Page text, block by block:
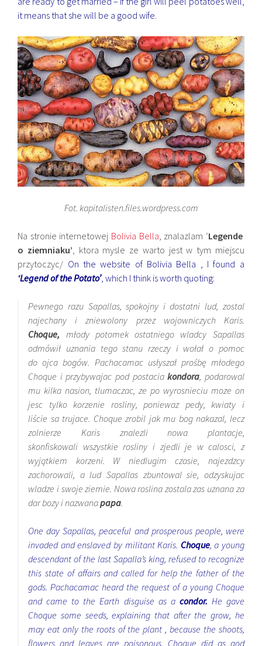
it means that she will be a good wife.
Fot. kapitalisten.files.wordpress.com
Na stronie internetowej Bolivia Bella, znalazlam ‘Legende
o ziemniaku’, ktora mysle ze warto jest w tym miejscu
przytoczyc/ On the website of Bolivia Bella , I found a
‘Legend of the Potato’, which I think is worth quoting:
Pewnego razu Sapallas, spokojny i dostatni lud, zostal
najechany i zniewolony przez wojowniczych Karis.
Choque, młody potomek ostatniego wladcy Sapallas
odmówił uznania tego stanu rzeczy i wołał o pomoc
do ojca bogów. Pachacamacusłyszał prośbę młodego
Choque i przybywajac pod postaciakondora, podarowal
mu kilka nasion, tlumaczac, ze po wyrosnieciu moze on
jesc tylko korzenie rosliny, poniewaz pedy, kwiaty i
liście sa trujace. Choque zrobil jak mu bog nakazal, lecz
zolnierze Karis znalezli nowa plantacje,
skonfiskowali wszystkie rosliny i zjedli je w calosci, z
wyjątkiem korzeni. W niedlugim czasie, najezdzcy
zachorowali, a lud Sapallas zbuntowal sie, odzyskujac
wladze i swoje ziemie. Nowa roslina zostala zas uznana za
dar bozy i nazwanapapa.
One day Sapallas, peaceful and prosperous people, were
invaded and enslaved by militant Karis. Choque, a young
descendant of the last Sapalla’s king, refused to recognize
this state of affairs and called for help the father of the
gods.Pachacamac heard the request of a young Choque
and came to the Earth disguise as a condor. He gave
Choque some seeds, explaining that after the grow, he
may eat only the roots of the plant , because the shoots,
flowers and leaves are poisonous. Choque did as god